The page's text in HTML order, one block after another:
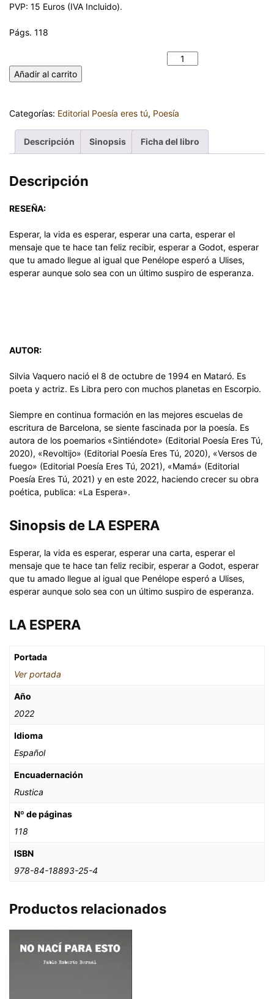
PVP: 15 Euros (IVA Incluido).
Págs. 118
Añadir al carrito
Categorías: Editorial Poesía eres tú, Poesía
Descripción Sinopsis Ficha del libro
Descripción
RESEÑA:
Esperar, la vida es esperar, esperar una carta, esperar el
mensaje que te hace tan feliz recibir, esperar a Godot, esperar
que tu amado llegue al igual que Penélope esperó a Ulises,
esperar aunque solo sea con un último suspiro de esperanza.
AUTOR:
Silvia Vaquero nació el 8 de octubre de 1994 en Mataró. Es
poeta y actriz. Es Libra pero con muchos planetas en Escorpio.
Siempre en continua formación en las mejores escuelas de
escritura de Barcelona, se siente fascinada por la poesía. Es
autora de los poemarios «Sintiéndote» (Editorial Poesía Eres Tú,
2020), «Revoltijo» (Editorial Poesía Eres Tú, 2020), «Versos de
fuego» (Editorial Poesía Eres Tú, 2021), «Mamá» (Editorial
Poesía Eres Tú, 2021) y en este 2022, haciendo crecer su obra
poética, publica: «La Espera».
Sinopsis de LA ESPERA
Esperar, la vida es esperar, esperar una carta, esperar el
mensaje que te hace tan feliz recibir, esperar a Godot, esperar
que tu amado llegue al igual que Penélope esperó a Ulises,
esperar aunque solo sea con un último suspiro de esperanza.
LA ESPERA
Portada
Ver portada
Año
2022
Idioma
Español
Encuadernación
Rustica
Nº de páginas
118
ISBN
978-84-18893-25-4
Productos relacionados